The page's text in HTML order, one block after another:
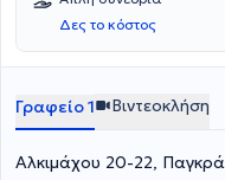
Δες το κόστος
Γραφείο 1 Βιντεοκλήση
Αλκιμάχου 20-22,